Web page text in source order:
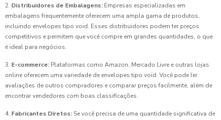
2. Distribuidores de Embalagens: Empresas especializadas em
embalagens frequentemente oferecem uma ampla gama de produtos,
incluindo envelopes tipo void. Esses distribuidores podem ter preços
competitivos e permitem que você compre em grandes quantidades, o que
é ideal para negócios.
3. E-commerce: Plataformas como Amazon, Mercado Livre e outras lojas
online oferecem uma variedade de envelopes tipo void. Você pode ler
avaliações de outros compradores e comparar preços facilmente, além de
encontrar vendedores com boas classificações.
4. Fabricantes Diretos: Se você precisa de uma quantidade significativa de